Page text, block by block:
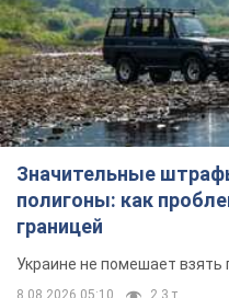
Значительные
полигоны: как
границей
Украине не помешает